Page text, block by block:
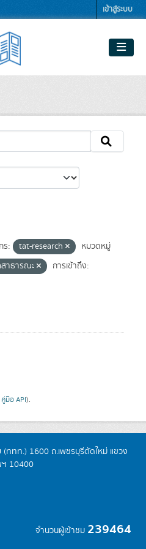
เข้าสู่ระบบ
ร: tat-research
หมวดหมู่
าธารณะ
การเข้าถึง:
คู่มือ API).
(ททท.) 1600 ถ.เพชรบุรีตัดใหม่ แขวง
ฯ 10400
จำนวนผู้เข้าชม 239464